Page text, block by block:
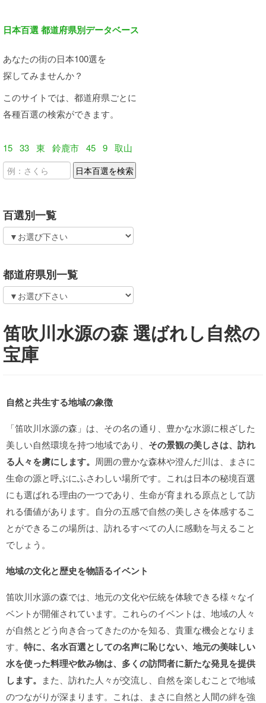
日本百選 都道府県別データベース
あなたの街の日本100選を
探してみませんか？
このサイトでは、都道府県ごとに
各種百選の検索ができます。
15 33 東 鈴鹿市 45 9 取山
百選別一覧
都道府県別一覧
笛吹川水源の森 選ばれし自然の
宝庫
自然と共生する地域の象徴
「笛吹川水源の森」は、その名の通り、豊かな水源に根ざした
美しい自然環境を持つ地域であり、 その景観の美しさは、訪れ
る人々を虜にします。 周囲の豊かな森林や澄んだ川は、まさに
生命の源と呼ぶにふさわしい場所です。これは日本の秘境百選
にも選ばれる理由の一つであり、生命が育まれる原点として訪
れる価値があります。自分の五感で自然の美しさを体感するこ
とができるこの場所は、訪れるすべての人に感動を与えること
でしょう。
地域の文化と歴史を物語るイベント
笛吹川水源の森では、地元の文化や伝統を体験できる様々なイ
ベントが開催されています。これらのイベントは、地域の人々
が自然とどう向き合ってきたのかを知る、貴重な機会となりま
す。 特に、名水百選としての名声に恥じない、地元の美味しい
水を使った料理や飲み物は、多くの訪問者に新たな発見を提供
します。 また、訪れた人々が交流し、自然を楽しむことで地域
のつながりが深まります。これは、まさに自然と人間の絆を強